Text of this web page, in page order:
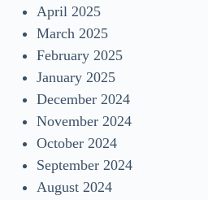
April 2025
March 2025
February 2025
January 2025
December 2024
November 2024
October 2024
September 2024
August 2024